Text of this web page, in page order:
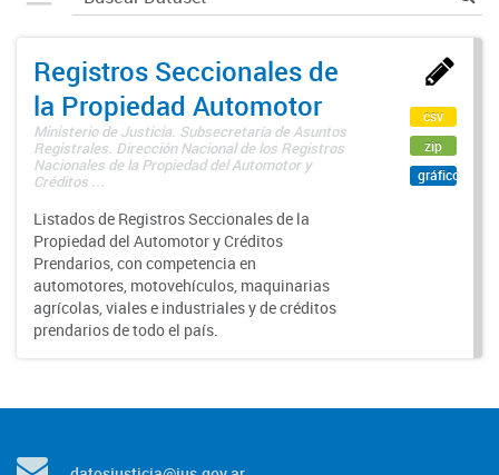
Registros Seccionales de
la Propiedad Automotor
Ministerio de Justicia. Subsecretaría de Asuntos
Registrales. Dirección Nacional de los Registros
Nacionales de la Propiedad del Automotor y
Créditos ...
Listados de Registros Seccionales de la
Propiedad del Automotor y Créditos
Prendarios, con competencia en
automotores, motovehículos, maquinarias
agrícolas, viales e industriales y de créditos
prendarios de todo el país.
csv
zip
gráfico